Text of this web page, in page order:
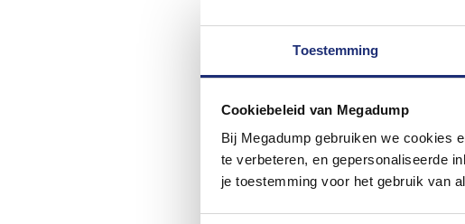
Toestemming
Cookiebeleid van Megadump
Bij Megadump gebruiken we cookies
te verbeteren, en gepersonaliseerde
je toestemming voor het gebruik van